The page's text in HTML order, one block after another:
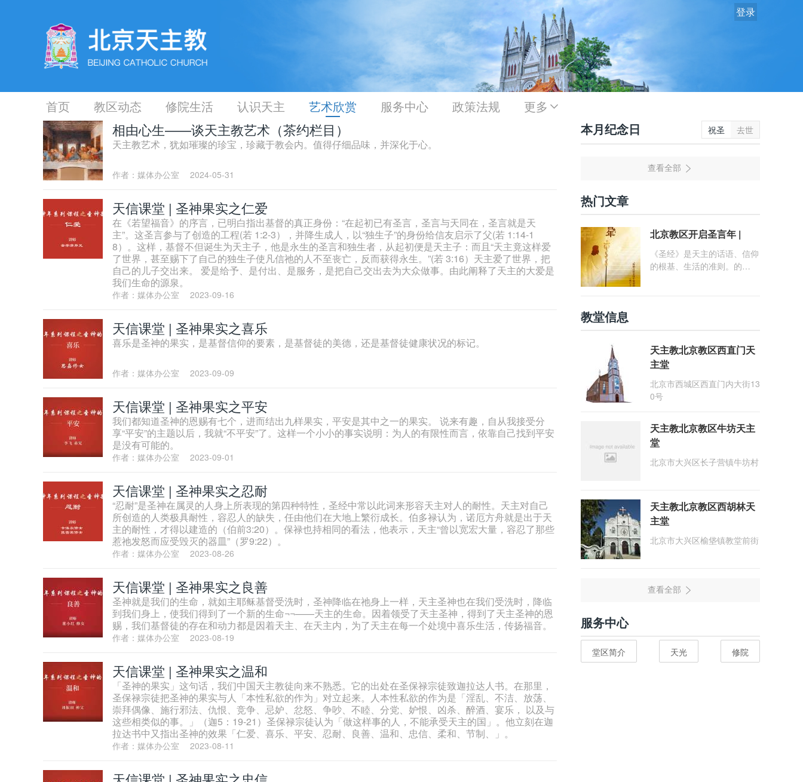
登录
首页 教区动态 修院生活 认识天主 艺术欣赏 服务中心 政策法规 更多
相由心生——谈天主教艺术（茶约栏目）
天主教艺术，犹如璀璨的珍宝，珍藏于教会内。值得仔细品味，并深化于心。
作者：媒体办公室 2024-05-31
天信课堂 | 圣神果实之仁爱
在《若望福音》的序言，已明白指出基督的真正身份：“在起初已有圣言，圣言与天同在，圣言就是天
主”。这圣言参与了创造的工程(若 1:2-3），并降生成人，以“独生子”的身份给信友启示了父(若 1:14-1
8）。这样，基督不但诞生为天主子，他是永生的圣言和独生者，从起初便是天主子：而且“天主竟这样爱
了世界，甚至赐下了自己的独生子使凡信祂的人不至丧亡，反而获得永生。”(若 3:16）天主爱了世界，把
自己的儿子交出来。 爱是给予、是付出、是服务，是把自己交出去为大众做事。由此阐释了天主的大爱是
我们生命的源泉。
作者：媒体办公室 2023-09-16
天信课堂 | 圣神果实之喜乐
喜乐是圣神的果实，是基督信仰的要素，是基督徒的美德，还是基督徒健康状况的标记。
作者：媒体办公室 2023-09-09
天信课堂 | 圣神果实之平安
我们都知道圣神的恩赐有七个，进而结出九样果实，平安是其中之一的果实。 说来有趣，自从我接受分
享“平安”的主题以后，我就“不平安”了。这样一个小小的事实说明：为人的有限性而言，依靠自己找到平安
是没有可能的。
作者：媒体办公室 2023-09-01
天信课堂 | 圣神果实之忍耐
“忍耐”是圣神在属灵的人身上所表现的第四种特性，圣经中常以此词来形容天主对人的耐性。天主对自己
所创造的人类极具耐性，容忍人的缺失，任由他们在大地上繁衍成长。伯多禄认为，诺厄方舟就是出于天
主的耐性，才得以建造的（伯前3:20）。保禄也持相同的看法，他表示，天主“曾以宽宏大量，容忍了那些
惹祂发怒而应受毁灭的器皿”（罗9:22）。
作者：媒体办公室 2023-08-26
天信课堂 | 圣神果实之良善
圣神就是我们的生命，就如主耶稣基督受洗时，圣神降临在祂身上一样，天主圣神也在我们受洗时，降临
到我们身上，使我们得到了一个新的生命¬¬——天主的生命。因着领受了天主圣神，得到了天主圣神的恩
赐，我们基督徒的存在和动力都是因着天主、在天主内，为了天主在每一个处境中喜乐生活，传扬福音。
作者：媒体办公室 2023-08-19
天信课堂 | 圣神果实之温和
「圣神的果实」这句话，我们中国天主教徒向来不熟悉。它的出处在圣保禄宗徒致迦拉达人书。在那里，
圣保禄宗徒把圣神的果实与人「本性私欲的作为」对立起来。人本性私欲的作为是「淫乱、不洁、放荡、
崇拜偶像、施行邪法、仇恨、竞争、忌妒、忿怒、争吵、不睦、分党、妒恨、凶杀、醉酒、宴乐， 以及与
这些相类似的事。」（迦5：19-21）圣保禄宗徒认为「做这样事的人，不能承受天主的国」。他立刻在迦
拉达书中又指出圣神的效果「仁爱、喜乐、平安、忍耐、良善、温和、忠信、柔和、节制、」。
作者：媒体办公室 2023-08-11
本月纪念日 祝圣 去世
热门文章
北京教区开启圣言年 |
《圣经》是天主的话语、信仰
的根基、生活的准则。的
粮、精神生活清澈不竭的泉
源” (参《启示宪章》21号)。
我们必须重视圣经，推崇读
经，进而能够使教会儿女广泛
地获得圣言的滋养与光照为秉
仰传统，深化家庭信仰生活与
信德代际传递，北京教区定20
年"以"祢的言语是我步履前的
第三主日暨天主圣言主日)作
为圣言年的开启日。
教堂信息
天主教北京教区西直门天
主堂
北京市西城区西直门内大街13
0号
天主教北京教区牛坊天主
堂
北京市大兴区长子营镇牛坊村
天主教北京教区西胡林天
主堂
北京市大兴区榆垡镇教堂前街
服务中心
堂区简介 天光 修院